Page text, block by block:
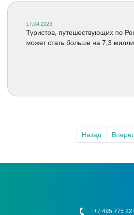
17.04.2023
Туристов, путешествующих по
может стать больше на 7,3
Назад
+7 495 775 22